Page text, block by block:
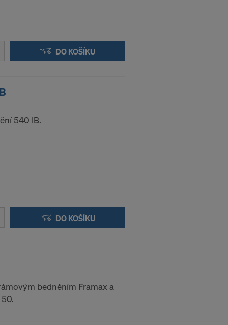
DO KOŠÍKU
540 IB.
DO KOŠÍKU
bedněním Framax a
nadále